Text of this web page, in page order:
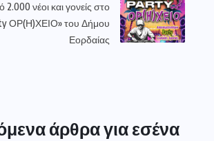
νέοι και γονείς στο
ΟΡ(Η)ΧΕΙΟ» του Δήμου
Εορδαίας
άρθρα για εσένα